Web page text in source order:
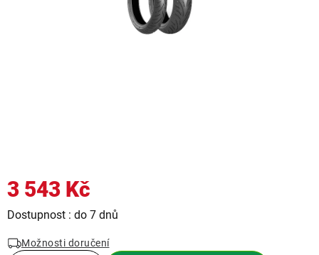
3 543 Kč
Měrná
Dostupnost : do 7 dnů
Možnosti doručení